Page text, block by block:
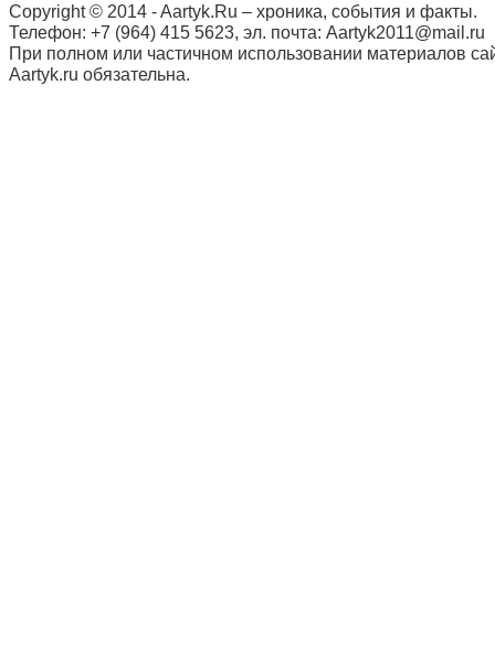
Copyright © 2014 - Aartyk.Ru – хроника, события и факты.
Телефон: +7 (964) 415 5623, эл. почта: Aartyk2011@mail.ru
При полном или частичном использовании материалов
Aartyk.ru oбязательна.